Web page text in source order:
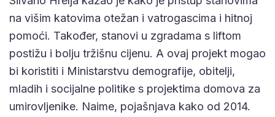
na višim katovima otežan i vatrogascima i hitnoj
pomoći. Također, stanovi u zgradama s liftom
postižu i bolju tržišnu cijenu. A ovaj projekt mogao
bi koristiti i Ministarstvu demografije, obitelji,
mladih i socijalne politike s projektima domova za
umirovljenike. Naime, pojašnjava kako od 2014.